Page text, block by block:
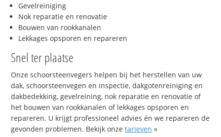
Gevelreiniging
Nok reparatie en renovatie
Bouwen van rookkanalen
Lekkages opsporen en repareren
Snel ter plaatse
Onze schoorsteenvegers helpen bij het herstellen van uw
dak, schoorsteenvegen en inspectie, dakgotenreiniging en
dakbedekking, gevelreining, nok reparatie en renovatie of
het bouwen van rookkanalen of lekkages opsporen en
repareren. U krijgt professioneel advies én we repareren de
gevonden problemen. Bekijk onzetarieven »